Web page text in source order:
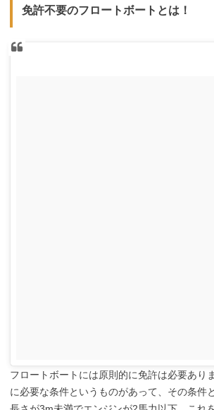
免許不要のフロートボートとは！
フロートボートには原則的に免許は必要あり
に必要な条件というものがあって、その条件